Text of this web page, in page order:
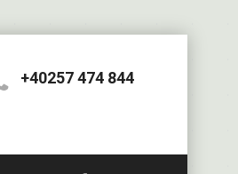
+40257 474 844